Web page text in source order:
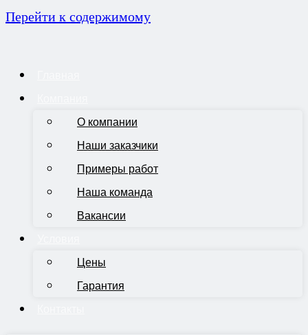
Перейти к содержимому
О компании
Наши заказчики
Примеры работ
Наша команда
Вакансии
Цены
Гарантия